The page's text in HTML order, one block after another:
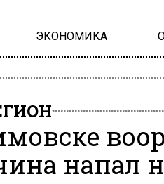
ЭКОНОМИКА
напал